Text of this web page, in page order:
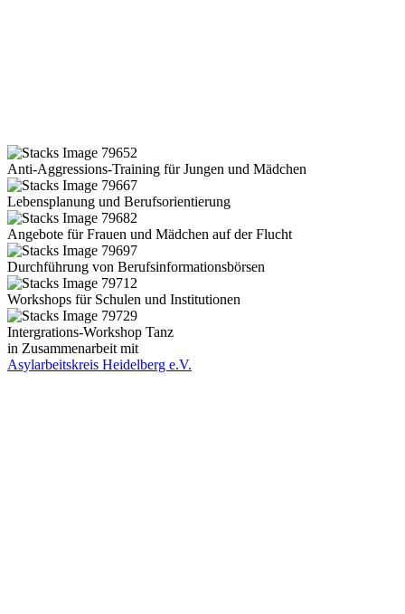
Anti-Aggressions-Training für Jungen und Mädchen
Lebensplanung und Berufsorientierung
Angebote für Frauen und Mädchen auf der Flucht
Durchführung von Berufsinformationsbörsen
Workshops für Schulen und Institutionen
Intergrations-Workshop Tanz
in Zusammenarbeit mit
Asylarbeitskreis Heidelberg e.V.